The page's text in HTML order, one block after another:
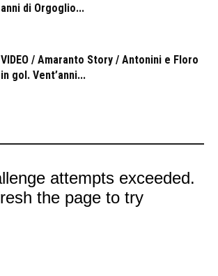
anni di Orgoglio...
VIDEO / Amaranto Story / Antonini e Floro
in gol. Vent’anni...